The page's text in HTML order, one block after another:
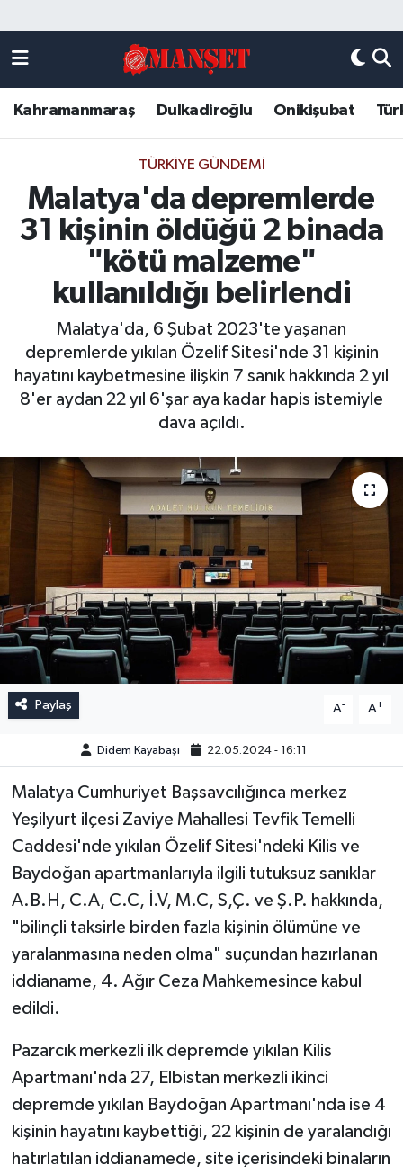
Kahramanmaraş Dulkadiroğlu Onikişubat
TÜRKIYE GÜNDEMI
Malatya'da depremlerde
31 kişinin öldüğü 2 binada
"kötü malzeme"
kullanıldığı belirlendi
Malatya'da, 6 Şubat 2023'te yaşanan
depremlerde yıkılan Özelif Sitesi'nde 31 kişinin
hayatını kaybetmesine ilişkin 7 sanık hakkında 2 yıl
8'er aydan 22 yıl 6'şar aya kadar hapis istemiyle
dava açıldı.
Paylaş A- A+
Didem Kayabaşı 22.05.2024 - 16:11
Malatya Cumhuriyet Başsavcılığınca merkez
Yeşilyurt ilçesi Zaviye Mahallesi Tevfik Temelli
Caddesi'nde yıkılan Özelif Sitesi'ndeki Kilis ve
Baydoğan apartmanlarıyla ilgili tutuksuz sanıklar
A.B.H, C.A, C.C, İ.V, M.C, S,Ç. ve Ş.P. hakkında,
"bilinçli taksirle birden fazla kişinin ölümüne ve
yaralanmasına neden olma" suçundan hazırlanan
iddianame, 4. Ağır Ceza Mahkemesince kabul
edildi.
Pazarcık merkezli ilk depremde yıkılan Kilis
Apartmanı'nda 27, Elbistan merkezli ikinci
depremde yıkılan Baydoğan Apartmanı'nda ise 4
kişinin hayatını kaybettiği, 22 kişinin de yaralandığı
hatırlatılan iddianamede, site içerisindeki binaların
DULKADİROĞLU
KAHRAMANMARAŞ
ONİKİŞUBAT
ÖZEL HABER
Künye
Kahramanmaraş Nöbetçi Eczaneler
Kahramanmaraş Hava Durumu
Kahramanmaraş Trafik Yoğunluk Haritası
Süper Lig Puan Durumu ve Fikstür
Tüm Manşetler
Son Dakika Haberleri
Haber Arşivi